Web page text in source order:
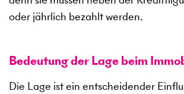
oder jährlich bezahlt werden.
Bedeutung der Lage beim
Die Lage ist ein entscheidender